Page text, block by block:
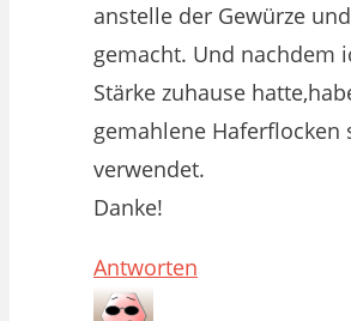
anstelle der Gewürze
gemacht. Und nachdem
Stärke zuhause
gemahlene Haferflocken
verwendet.
Danke!
Antworten